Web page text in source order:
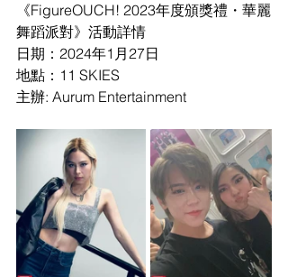
《FigureOUCH! 2023年度頒獎禮・華麗
舞蹈派對》活動詳情
日期：2024年1月27日
地點：11 SKIES
主辦: Aurum Entertainment